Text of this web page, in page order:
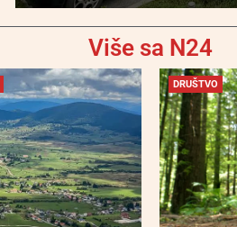
Više sa N24
DRUŠTVO